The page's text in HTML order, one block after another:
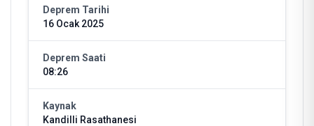
Deprem Tarihi
16 Ocak 2025
Deprem Saati
08:26
Kaynak
Kandilli Rasathanesi